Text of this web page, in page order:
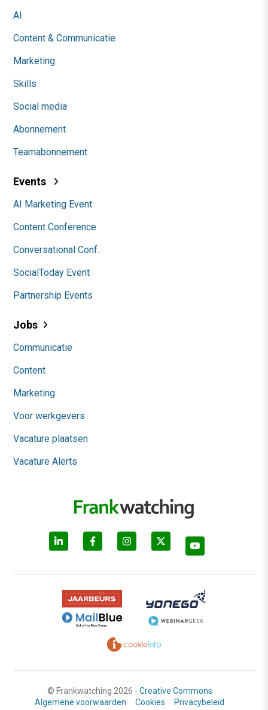
AI
Content & Communicatie
Marketing
Skills
Social media
Abonnement
Teamabonnement
Events
AI Marketing Event
Content Conference
Conversational Conf.
SocialToday Event
Partnership Events
Jobs
Communicatie
Content
Marketing
Voor werkgevers
Vacature plaatsen
Vacature Alerts
© Frankwatching 2026 - Creative Commons
Algemene voorwaarden
Cookies Privacybeleid